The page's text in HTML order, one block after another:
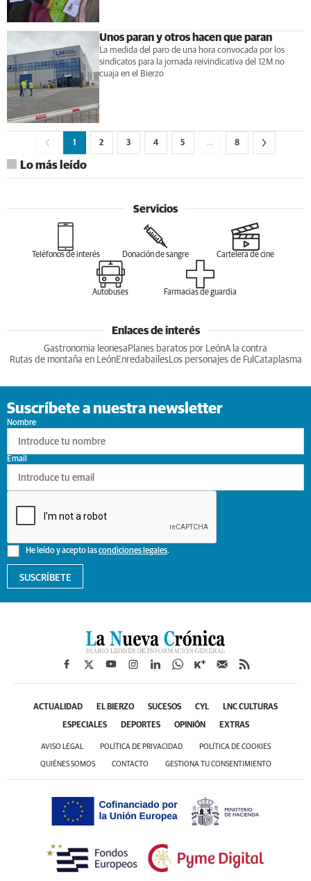
Unos paran y otros hacen que paran
La medida del paro de una hora convocada por los
sindicatos para la jornada reivindicativa del 12M no
cuaja en el Bierzo
1 2 3 4 5 … 8
Lo más leído
Servicios
Teléfonos de interés Donación de sangre Cartelera de cine
Autobuses Farmacias de guardia
Enlaces de interés
Gastronomia leonesa Planes baratos por LeónA la contra
Rutas de montaña en LeónEnredabailesLos personajes de Ful Cataplasma
Suscríbete a nuestra newsletter
Nombre
He leído y acepto lascondiciones legales.
Email
SUSCRÍBETE
ACTUALIDAD EL BIERZO SUCESOS CYL LNC CULTURAS
ESPECIALES DEPORTES OPINIÓN EXTRAS
AVISO LEGAL POLÍTICA DE PRIVACIDAD POLÍTICA DE COOKIES
QUIÉNES SOMOS CONTACTO GESTIONA TU CONSENTIMIENTO